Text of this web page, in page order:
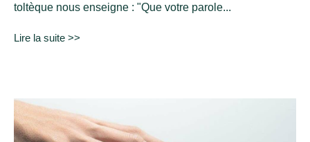
toltèque nous enseigne : "Que votre parole...
Lire la suite >>